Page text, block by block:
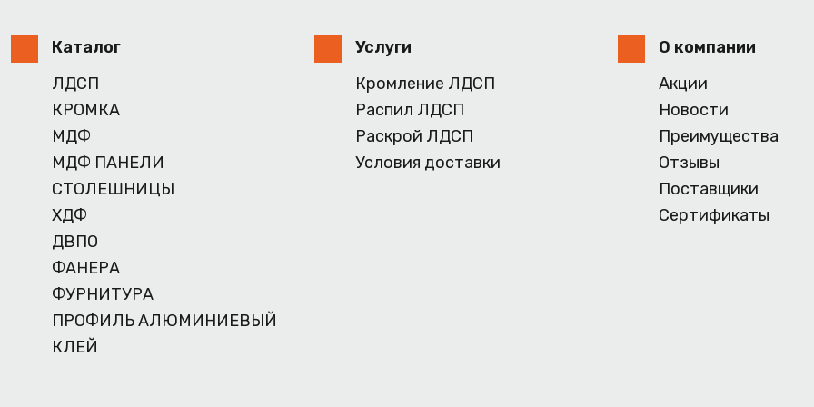
Каталог
ЛДСП
КРОМКА
МДФ
МДФ ПАНЕЛИ
СТОЛЕШНИЦЫ
ХДФ
ДВПО
ФАНЕРА
ФУРНИТУРА
ПРОФИЛЬ АЛЮМИНИЕВЫЙ
КЛЕЙ
Услуги
Кромление ЛДСП
Распил ЛДСП
Раскрой ЛДСП
Условия доставки
О компании
Акции
Новости
Преимущества
Отзывы
Поставщики
Сертификаты